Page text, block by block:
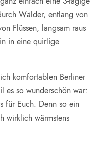
Wälder, entlang von
Flüssen, langsam raus
in eine quirlige
komfortablen Berliner
es so wunderschön war:
für Euch. Denn so ein
wirklich wärmstens